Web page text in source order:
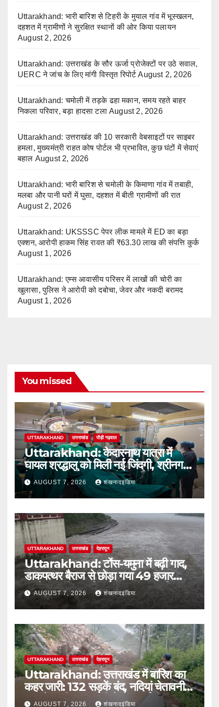
Uttarakhand: भारी बारिश से टिहरी के मुयाल गांव में भूस्खलन,
दहशत में ग्रामीणों ने सुरक्षित स्थानों की ओर किया पलायन
August 2, 2026
Uttarakhand: उत्तराखंड के सौर ऊर्जा प्रोजेक्टों पर उठे सवाल,
UERC ने जांच के लिए मांगी विस्तृत रिपोर्ट August 2, 2026
Uttarakhand: चमोली में तड़के ढहा मकान, समय रहते बाहर
निकला परिवार, बड़ा हादसा टला August 2, 2026
Uttarakhand: उत्तराखंड की 10 सरकारी वेबसाइटों पर साइबर
हमला, मुख्यमंत्री राहत कोष पोर्टल भी प्रभावित, कुछ घंटों में सेवाएं
बहाल August 2, 2026
Uttarakhand: भारी बारिश से चमोली के किमाणा गांव में तबाही,
मलबा और पानी घरों में घुसा, दहशत में बीती ग्रामीणों की रात
August 2, 2026
Uttarakhand: UKSSSC पेपर लीक मामले में ED का बड़ा
एक्शन, आरोपी हाकम सिंह रावत की ₹63.30 लाख की संपत्ति कुर्क
August 1, 2026
Uttarakhand: एम्स आवासीय परिसर में लाखों की चोरी का
खुलासा, पुलिस ने आरोपी को दबोचा, जेवर और नकदी बरामद
August 1, 2026
You missed
UTTARAKHAND उत्तराखंड पौड़ी गढ़वाल
Uttarakhand: केदारनाथ यात्रा में
घायल श्रद्धालु को मिली नई जिंदगी, श्रीनगर
बेस अस्पताल में सफल ब्रेन सर्जरी
AUGUST 7, 2026 शंखनादइंडिया
UTTARAKHAND उत्तराखंड देहरादून
Uttarakhand: टोंस-यमुना में बढ़ी गाद,
डाकपत्थर बैराज से छोड़ा गया 49 हजार
क्यूसेक पानी; जलविद्युत उत्पादन प्रभावित
AUGUST 7, 2026 शंखनादइंडिया
UTTARAKHAND उत्तराखंड देहरादून
Uttarakhand: उत्तराखंड में बारिश का
कहर जारी: 132 सड़कें बंद, नदियां चेतावनी
स्तर के करीब; आज भी येलो अलर्ट
AUGUST 7, 2026 शंखनादइंडिया